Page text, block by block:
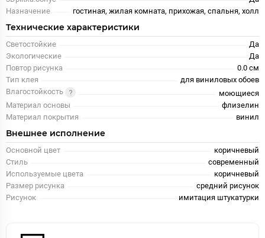
Назначение
гостиная, жилая комната, прихожая, спальня, холл
Технические характеристики
Светостойкие
Да
Экологические
Да
Повтор рисунка
0.0 см
Тип клея
для виниловых обоев
Влагостойкость
моющиеся
Материал основы
флизелин
Материал покрытия
винил
Внешнее исполнение
Основной цвет
коричневый
Стиль
современный
Используемые цвета
коричневый
Размер рисунка
средний рисунок
Рисунок
имитация штукатурки